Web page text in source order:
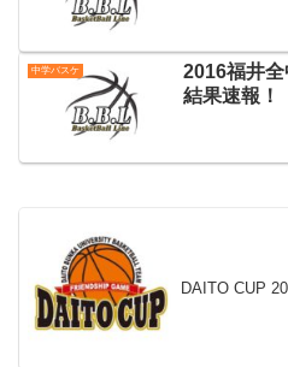
中学バスケ
2016福井
結果速報！
DAITO CUP